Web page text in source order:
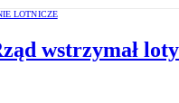
LOTNICZE
wstrzymał